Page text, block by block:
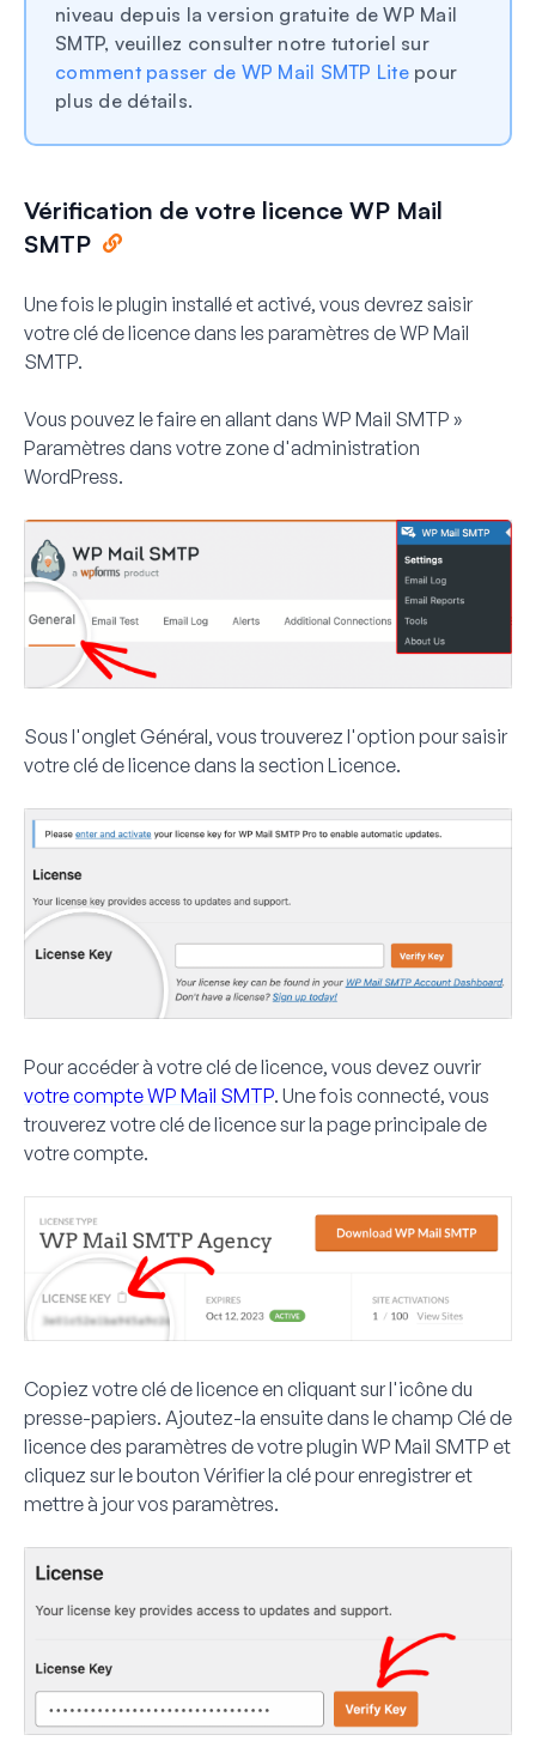
niveau depuis la version gratuite de WP Mail
SMTP, veuillez consulter notre tutoriel sur
comment passer de WP Mail SMTP Litepour
plus de détails.
Vérification de votre licence WP Mail
SMTP
Une fois le plugin installé et activé, vous devrez saisir
votre clé de licence dans les paramètres de WP Mail
SMTP.
Vous pouvez le faire en allant dans WP Mail SMTP »
Paramètres dans votre zone d'administration
WordPress.
Sous l'ongletGénéral, vous trouverez l'option pour saisir
votre clé de licence dans la section Licence.
Pour accéder à votre clé de licence, vous devez ouvrir
votre compte WP Mail SMTP. Une fois connecté, vous
trouverez votre clé de licence sur la page principale de
votre compte.
Copiez votre clé de licence en cliquant sur l'icône du
presse-papiers. Ajoutez-la ensuite dans le champ Clé de
licencedes paramètres de votre plugin WP Mail SMTP et
cliquez sur le bouton Vérifier la clépour enregistrer et
mettre à jour vos paramètres.